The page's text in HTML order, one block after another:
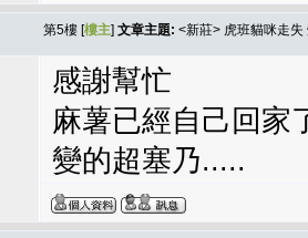
第5樓 [樓主] 文章主題: <新莊> 虎班貓咪走失
感謝幫忙
麻薯已經自己回家
變的超塞乃.....